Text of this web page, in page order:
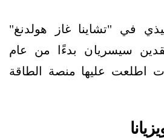
في "تشاينا غاز هولدنغ"
سيسريان بدءًا من عام
اطلعت عليها منصة الطاقة